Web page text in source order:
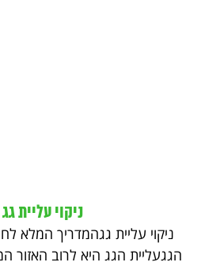
ניקוי עליית גג
ניקוי עליית גגהמדריך המלא
הגגעליית הגג היא לרוב האזור